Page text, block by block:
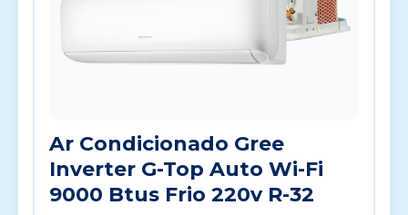
Ar Condicionado Gree
Inverter G-Top Auto Wi-Fi
9000 Btus Frio 220v R-32